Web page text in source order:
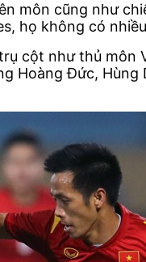
môn cũng như
họ không có
cột như thủ môn
Hoàng Đức, Hùng